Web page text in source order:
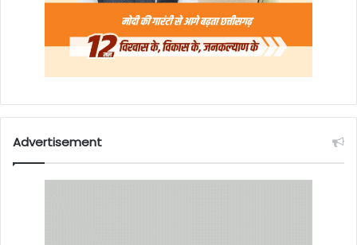
Advertisement